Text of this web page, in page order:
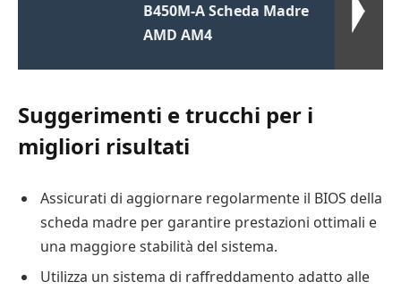
B450M-A Scheda Madre
AMD AM4
Suggerimenti e trucchi per i
migliori risultati
Assicurati di aggiornare regolarmente il BIOS della
scheda madre per garantire prestazioni ottimali e
una maggiore stabilità del sistema.
Utilizza un sistema di raffreddamento adatto alle